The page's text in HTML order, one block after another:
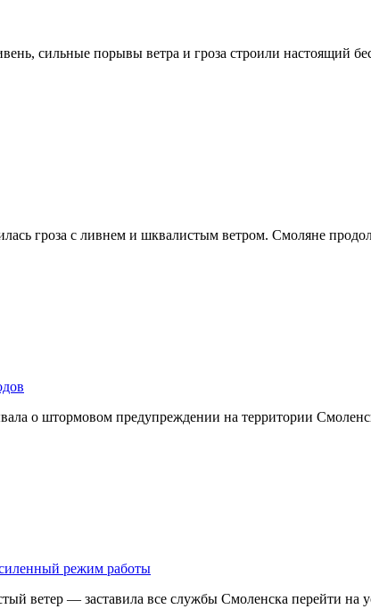
сильные порывы ветра и гроза строили настоящий
гроза с ливнем и шквалистым ветром. Смоляне
о штормовом предупреждении на территории
режим работы
ветер — заставила все службы Смоленска перейти